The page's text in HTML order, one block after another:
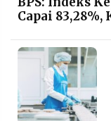
PENGADUAN
IKUTI
KAMI
Capai